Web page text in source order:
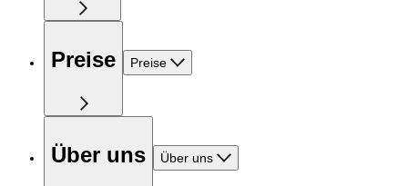
Preise Preise
Über uns Über uns